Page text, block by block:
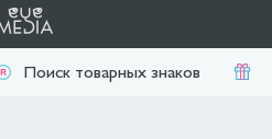
Поиск товарных знаков